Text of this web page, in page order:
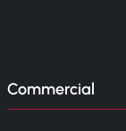
Commercial